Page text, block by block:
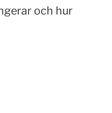
och hur